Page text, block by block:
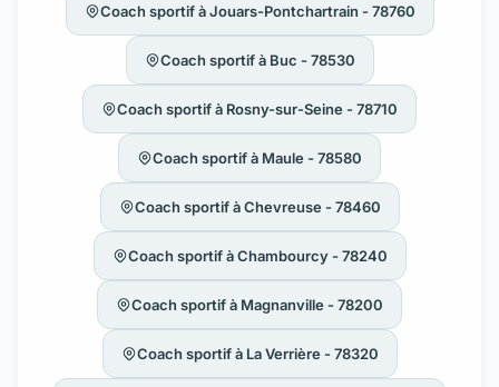
Coach sportif à Jouars-Pontchartrain - 78760
Coach sportif à Buc - 78530
Coach sportif à Rosny-sur-Seine - 78710
Coach sportif à Maule - 78580
Coach sportif à Chevreuse - 78460
Coach sportif à Chambourcy - 78240
Coach sportif à Magnanville - 78200
Coach sportif à La Verrière - 78320